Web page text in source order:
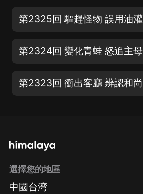
第2325回 驅趕怪物 誤用油灌
第2324回 變化青蛙 怒追主母
第2323回 衝出客廳 辨認和尚
選擇您的地區
中國台湾